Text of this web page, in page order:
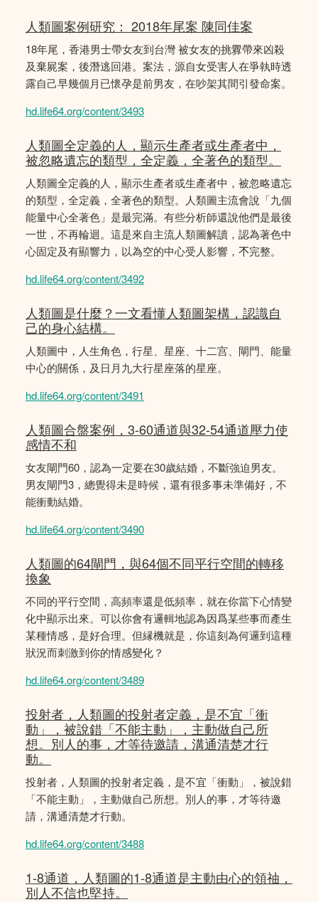
人類圖案例研究： 2018年尾案 陳同佳案
18年尾，香港男士帶女友到台灣 被女友的挑釁帶來凶殺
及棄屍案，後潛逃回港。案法，源自女受害人在爭執時透
露自己早幾個月已懷孕是前男友，在吵架其間引發命案。
hd.life64.org/content/3493
人類圖全定義的人，顯示生產者或生產者中，
被忽略遺忘的類型，全定義，全著色的類型。
人類圖全定義的人，顯示生產者或生產者中，被忽略遺忘
的類型，全定義，全著色的類型。人類圖主流會說「九個
能量中心全著色」是最完滿。有些分析師還說他們是最後
一世，不再輪迴。這是來自主流人類圖解讀，認為著色中
心固定及有顯響力，以為空的中心受人影響，𣎴完整。
hd.life64.org/content/3492
人類圖是什麼？一文看懂人類圖架構，認識自
己的身心結構。
人類圖中，人生角色，行星、星座、十二宫、閘門、能量
中心的關係，及日月九大行星座落的星座。
hd.life64.org/content/3491
人類圖合盤案例，3-60通道與32-54通道壓力使
感情不和
女友閘門60，認為一定要在30歲結婚，不斷強迫男友。
男友閘門3，總覺得未是時候，還有很多事未準備好，不
能衝動結婚。
hd.life64.org/content/3490
人類圖的64閘門，與64個不同平行空間的轉移
換象
不同的平行空間，高頻率還是低頻率，就在你當下心情變
化中顯示出來。可以你會有邏輯地認為因爲某些事而產生
某種情感，是好合理。但縁機就是，你這刻為何邏到這種
狀況而刺激到你的情感變化？
hd.life64.org/content/3489
投射者，人類圖的投射者定義，是不宜「衝
動」，被說錯「不能主動」，主動做自己所
想。別人的事，才等待邀請，溝通清楚才行
動。
投射者，人類圖的投射者定義，是不宜「衝動」，被說錯
「不能主動」，主動做自己所想。別人的事，才等待邀
請，溝通清楚才行動。
hd.life64.org/content/3488
1-8通道，人類圖的1-8通道是主動由心的領䄂，
別人不信也堅持。